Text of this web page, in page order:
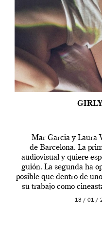
Mar Garcia y Laura
de Barcelona. La
audiovisual y quiere
guión. La segunda ha
posible que dentro de
su trabajo como
13 / 01 /